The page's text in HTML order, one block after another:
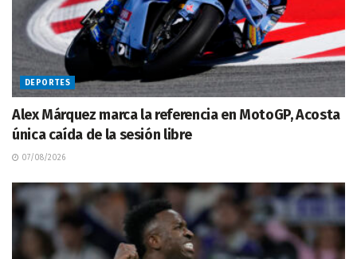
DEPORTES
Alex Márquez marca la referencia en MotoGP, Acosta
única caída de la sesión libre
07/08/2026